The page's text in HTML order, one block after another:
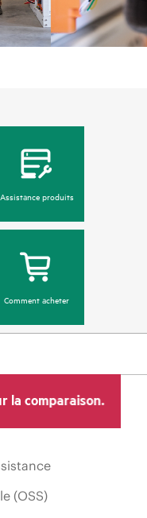
Assistance produits
Comment acheter
la comparaison.
(OSS)